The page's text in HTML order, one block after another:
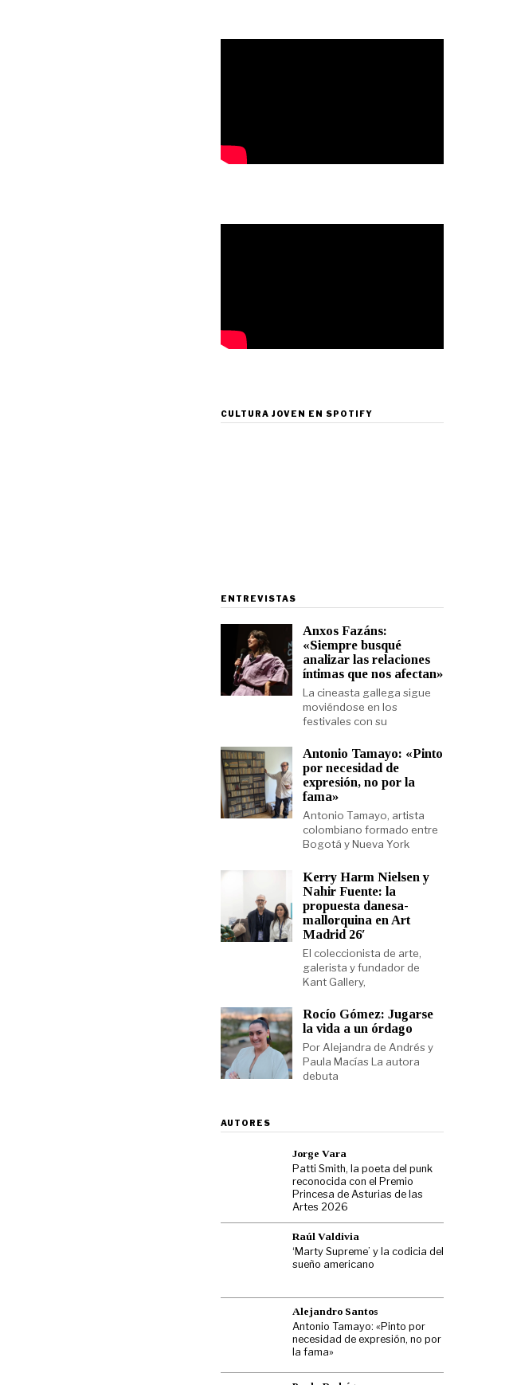
CULTURA JOVEN EN SPOTIFY
ENTREVISTAS
Anxos Fazáns:
«Siempre busqué
analizar las relaciones
íntimas que nos afectan»
La cineasta gallega sigue
moviéndose en los
festivales con su
Antonio Tamayo: «Pinto
por necesidad de
expresión, no por la
fama»
Antonio Tamayo, artista
colombiano formado entre
Bogotá y Nueva York
Kerry Harm Nielsen y
Nahir Fuente: la
propuesta danesa-
mallorquina en Art
Madrid 26′
El coleccionista de arte,
galerista y fundador de
Kant Gallery,
Rocío Gómez: Jugarse
la vida a un órdago
Por Alejandra de Andrés y
Paula Macías La autora
debuta
AUTORES
Jorge Vara
Patti Smith, la poeta del punk
reconocida con el Premio
Princesa de Asturias de las
Artes 2026
Raúl Valdivia
‘Marty Supreme’ y la codicia del
sueño americano
Alejandro Santos
Antonio Tamayo: «Pinto por
necesidad de expresión, no por
la fama»